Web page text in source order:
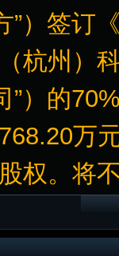
”）签订
杭州）
”）的
万
权。将